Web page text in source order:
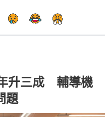
升三成 輔導機
題